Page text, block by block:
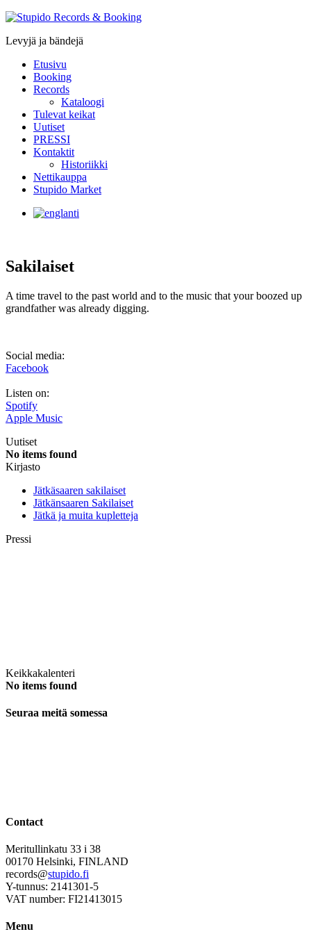
Stupido
&
Levyjä ja bändejä
Etusivu
Booking
Records
Kataloogi
Tulevat keikat
Uutiset
PRESSI
Kontaktit
Historiikki
Nettikauppa
Stupido Market
Sakilaiset
A time travel to the past world and to the music that your boozed up
grandfather was already digging.
Social media:
Facebook
Listen on:
Spotify
Apple Music
Uutiset
No items found
Kirjasto
Jätkäsaaren sakilaiset
Jätkänsaaren Sakilaiset
Jätkä ja muita kupletteja
Pressi
Keikkakalenteri
No items found
Seuraa meitä somessa
Contact
Meritullinkatu 33 i 38
00170 Helsinki, FINLAND
records@stupido.fi
Y-tunnus: 2141301-5
VAT number: FI21413015
Menu